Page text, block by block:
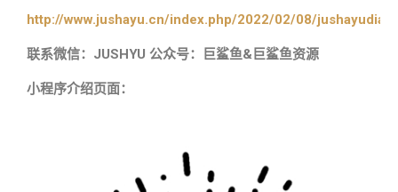
http://www.jushayu.cn/index.php/2022/02/08/
联系微信：JUSHYU 公众号：巨鲨鱼&巨鲨鱼资源
小程序介绍页面：